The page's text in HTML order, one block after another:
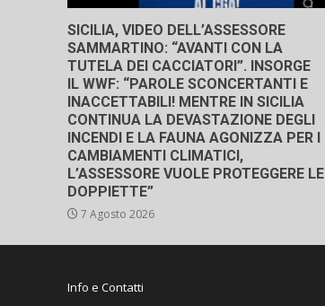
SICILIA, VIDEO DELL’ASSESSORE
SAMMARTINO: “AVANTI CON LA
TUTELA DEI CACCIATORI”. INSORGE
IL WWF: “PAROLE SCONCERTANTI E
INACCETTABILI! MENTRE IN SICILIA
CONTINUA LA DEVASTAZIONE DEGLI
INCENDI E LA FAUNA AGONIZZA PER I
CAMBIAMENTI CLIMATICI,
L’ASSESSORE VUOLE PROTEGGERE LE
DOPPIETTE”
7 Agosto 2026
Info e Contatti